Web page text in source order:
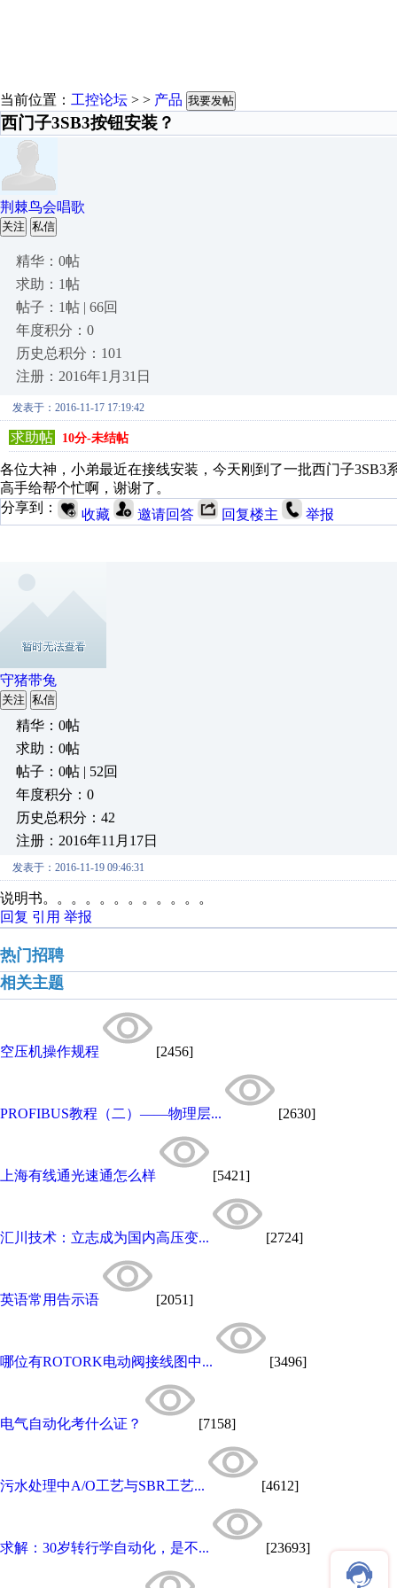
当前位置： 工控论坛 > > 产品 我要发帖
西门子3SB3按钮安装？
荆棘鸟会唱歌
关注 私信
精华：0帖
求助：1帖
帖子：1帖 | 66回
年度积分：0
历史总积分：101
注册：2016年1月31日
发表于：2016-11-17 17:19:42
求助帖 10分-未结帖
各位大神，小弟最近在接线安装，今天刚到了一批西门子
高手给帮个忙啊，谢谢了。
分享到：
收藏 邀请回答 回复楼主 举报
守猪带兔
关注 私信
精华：0帖
求助：0帖
帖子：0帖 | 52回
年度积分：0
历史总积分：42
注册：2016年11月17日
发表于：2016-11-19 09:46:31
说明书。。。。。。。。。。。。
回复 引用 举报
热门招聘
相关主题
空压机操作规程 [2456]
PROFIBUS教程（二）——物理层... [2630]
上海有线通光速通怎么样 [5421]
汇川技术：立志成为国内高压变... [2724]
英语常用告示语 [2051]
哪位有ROTORK电动阀接线图中... [3496]
电气自动化考什么证？ [7158]
污水处理中A/O工艺与SBR工艺... [4612]
求解：30岁转行学自动化，是不... [23693]